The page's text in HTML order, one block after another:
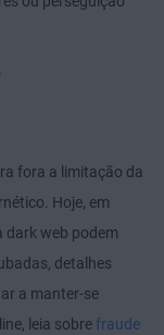
fora a limitação da
Hoje, em
dark web podem
detalhes
a manter-se
leia sobrefraude